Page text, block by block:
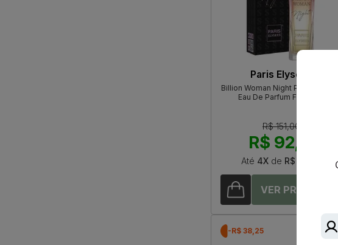
Paris Elysees
Billion Woman Night Paris Elysees
Eau De Parfum Feminino
R$ 151,00
R$ 92,15
Até 4Xde R$ 23,03
-R$ 38,25